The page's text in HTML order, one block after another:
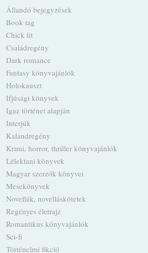
Állandó bejegyzések
Book tag
Chick lit
Családregény
Dark romance
Fantasy könyvajánlók
Holokauszt
Ifjúsági könyvek
Igaz történet alapján
Interjúk
Kalandregény
Krimi, horror, thriller könyvajánlók
Lélektani könyvek
Magyar szerzők könyvei
Mesekönyvek
Novellák, novelláskötetek
Regényes életrajz
Romantikus könyvajánlók
Sci-fi
Történelmi fikció